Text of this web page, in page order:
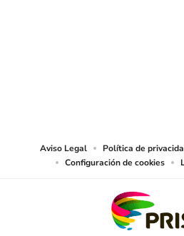
Aviso Legal Política de
Configuración de cookies